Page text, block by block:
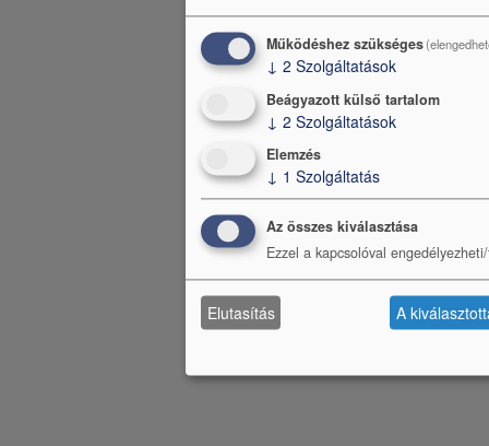
Működéshez szükséges
↓ 2 Szolgáltatások
Beágyazott külső tartalom
↓ 2 Szolgáltatások
Elemzés
↓ 1 Szolgáltatás
Az összes kiválasztása
Ezzel a kapcsolóval
Elutasítás A